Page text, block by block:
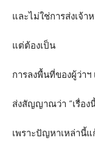
และไม่ใช่การส่งเจ้
แต่ต้องเป็น
การลงพื้นที่ของผู้ว่าฯ
ส่งสัญญาณว่า “เรื่องนี้
เพราะปัญหาเหล่านี้